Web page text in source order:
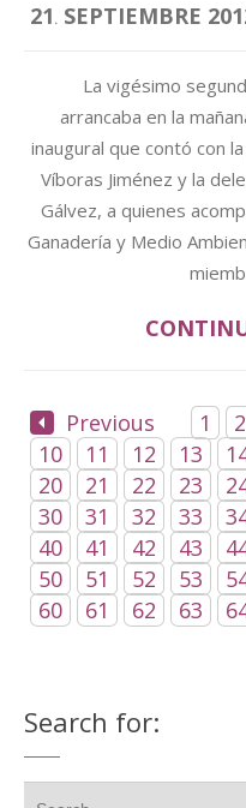
21 . SEPTIEMBRE
La vigésimo
arrancaba en la
inaugural que contó con
Víboras Jiménez y la
Gálvez, a quienes
Ganadería y Medio
Previous 1 2
10
11 12 13
20
21 22 23
30
31 32 33
40
41 42 43
50
51 52 53
60
61 62 63
Search for: